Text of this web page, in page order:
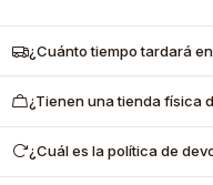
¿Cuánto tiempo tardará
¿Tienen una tienda física
¿Cuál es la política de